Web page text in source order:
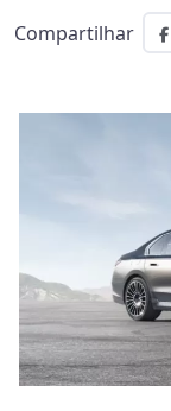
Compartilhar